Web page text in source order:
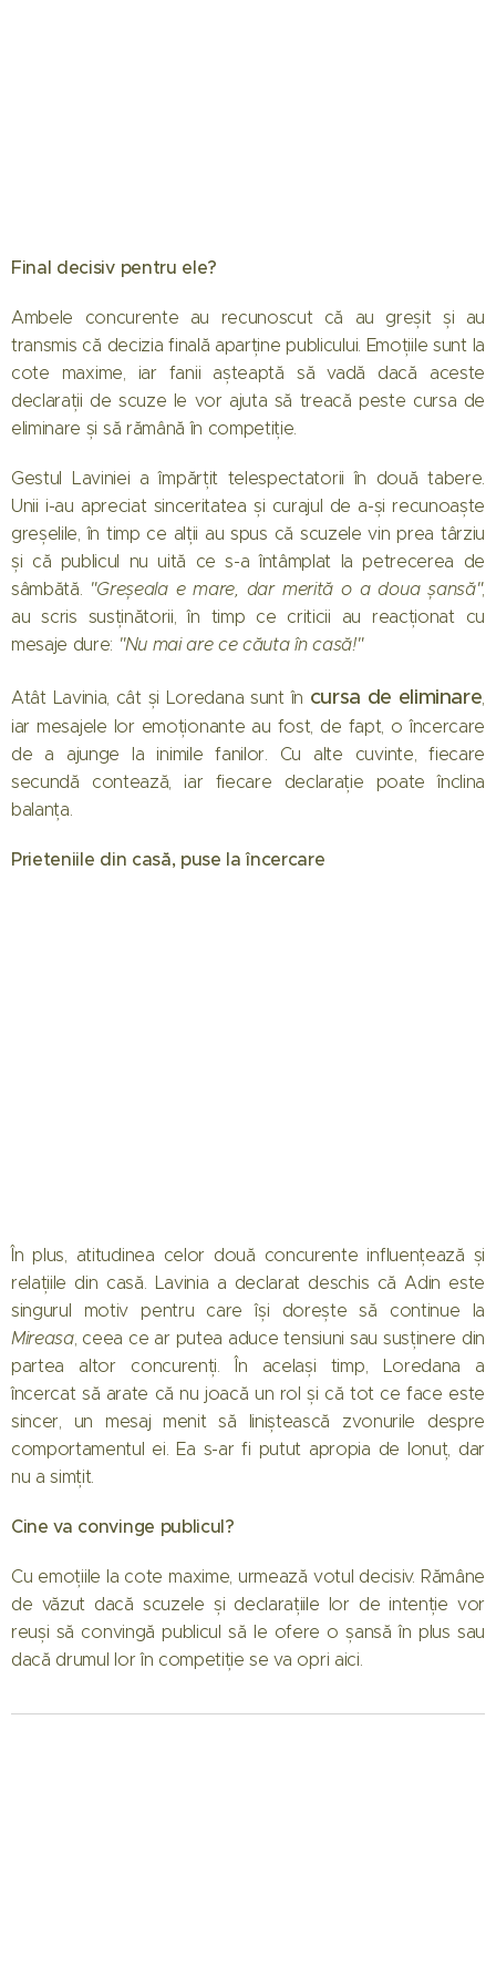
Final decisiv pentru ele?
Ambele concurente au recunoscut că au greșit și au
transmis că decizia finală aparține publicului. Emoțiile sunt la
cote maxime, iar fanii așteaptă să vadă dacă aceste
declarații de scuze le vor ajuta să treacă peste cursa de
eliminare și să rămână în competiție.
Gestul Laviniei a împărțit telespectatorii în două tabere.
Unii i-au apreciat sinceritatea și curajul de a-și recunoaște
greșelile, în timp ce alții au spus că scuzele vin prea târziu
și că publicul nu uită ce s-a întâmplat la petrecerea de
sâmbătă. "Greșeala e mare, dar merită o a doua șansă",
au scris susținătorii, în timp ce criticii au reacționat cu
mesaje dure: "Nu mai are ce căuta în casă!"
Atât Lavinia, cât și Loredana sunt în cursa de eliminare,
iar mesajele lor emoționante au fost, de fapt, o încercare
de a ajunge la inimile fanilor. Cu alte cuvinte, fiecare
secundă contează, iar fiecare declarație poate înclina
balanța.
Prieteniile din casă, puse la încercare
În plus, atitudinea celor două concurente influențează și
relațiile din casă. Lavinia a declarat deschis că Adin este
singurul motiv pentru care își dorește să continue la
Mireasa, ceea ce ar putea aduce tensiuni sau susținere din
partea altor concurenți. În același timp, Loredana a
încercat să arate că nu joacă un rol și că tot ce face este
sincer, un mesaj menit să liniștească zvonurile despre
comportamentul ei. Ea s-ar fi putut apropia de Ionuț, dar
nu a simțit.
Cine va convinge publicul?
Cu emoțiile la cote maxime, urmează votul decisiv. Rămâne
de văzut dacă scuzele și declarațiile lor de intenție vor
reuși să convingă publicul să le ofere o șansă în plus sau
dacă drumul lor în competiție se va opri aici.